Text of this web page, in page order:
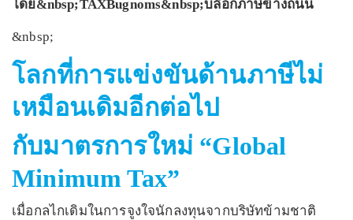
โดย&nbsp;TAXBugnoms&nbsp;บล๊อกภาษีข้างถนน
&nbsp;
โลกที่การแข่งขันด้านภาษีไม่
เหมือนเดิมอีกต่อไป
กับมาตรการใหม่ “Global
Minimum Tax”
เมื่อกลไกเดิมในการจูงใจนักลงทุนจากบริษัทข้ามชาติ